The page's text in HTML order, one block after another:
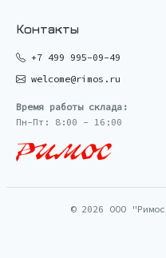
Контакты
+7 499 995-09-49
welcome@rimos.ru
Время работы склада:
Пн-Пт: 8:00 - 16:00
© 2026 ООО